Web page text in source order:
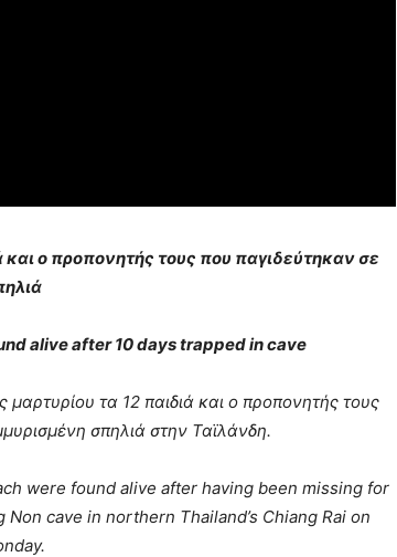
ο προπονητής τους που παγιδεύτηκαν σε
alive after 10 days trapped in cave
τα 12 παιδιά και ο προπονητής τους
σπηλιά στην Ταϊλάνδη.
were found alive after having been missing for
cave in northern Thailand’s Chiang Rai on